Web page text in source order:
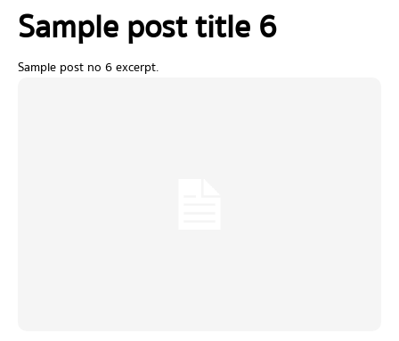
Sample post title 6
Sample post no 6 excerpt.